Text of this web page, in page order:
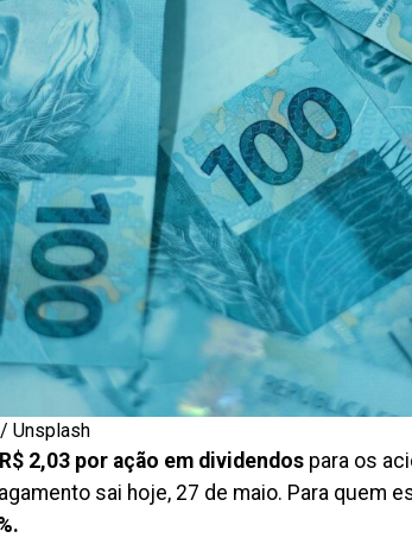
Unsplash
R$ 2,03 por ação em dividendos para os
sai hoje, 27 de maio. Para quem